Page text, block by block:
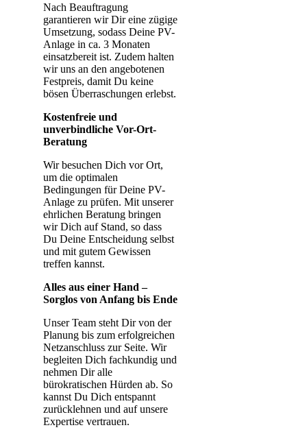
Nach Beauftragung
garantieren wir Dir eine zügige
Umsetzung, sodass Deine PV-
Anlage in ca. 3 Monaten
einsatzbereit ist. Zudem halten
wir uns an den angebotenen
Festpreis, damit Du keine
bösen Überraschungen erlebst.
Kostenfreie und
unverbindliche Vor-Ort-
Beratung
Wir besuchen Dich vor Ort,
um die optimalen
Bedingungen für Deine PV-
Anlage zu prüfen. Mit unserer
ehrlichen Beratung bringen
wir Dich auf Stand, so dass
Du Deine Entscheidung selbst
und mit gutem Gewissen
treffen kannst.
Alles aus einer Hand –
Sorglos von Anfang bis Ende
Unser Team steht Dir von der
Planung bis zum erfolgreichen
Netzanschluss zur Seite. Wir
begleiten Dich fachkundig und
nehmen Dir alle
bürokratischen Hürden ab. So
kannst Du Dich entspannt
zurücklehnen und auf unsere
Expertise vertrauen.